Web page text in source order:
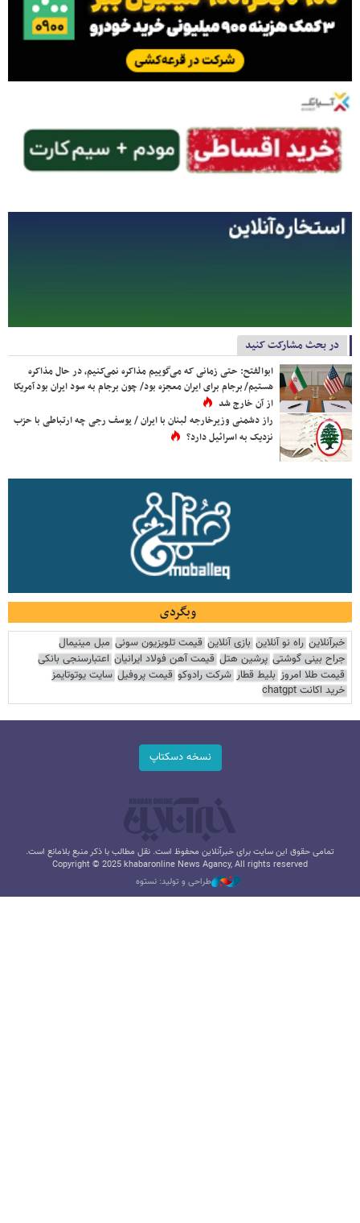
در بحث مشارکت کنید
ابوالفتح: حتی زمانی که می‌گوییم مذاکره نمی‌کنیم، در حال مذاکره
هستیم/ برجام برای ایران معجزه بود/ چون برجام به سود ایران بود آمریکا
از آن خارج شد
راز دشمنی وزیرخارجه لبنان با ایران / یوسف رجی چه ارتباطی با حزب
نزدیک به اسرائیل دارد؟
وبگردی
خبرآنلاین راه نو آنلاین بازی آنلاین قیمت تلویزیون سونی مبل مینیمال
جراح بینی گوشتی پرشین هتل قیمت آهن فولاد ایرانیان اعتبارسنجی بانکی
قیمت طلا امروز بلیط قطار شرکت رادوکو قیمت پروفیل سایت یوتوتایمز
خرید اکانت chatgpt
نسخه دسکتاپ
تمامی حقوق این سایت برای خبرآنلاین محفوظ است. نقل مطالب با ذکر منبع بلامانع است.
Copyright © 2025 khabaronline News Agancy, All rights reserved
طراحی و تولید: نستوه